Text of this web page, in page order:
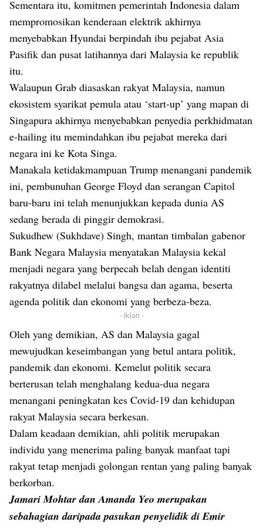
Sementara itu, komitmen pemerintah Indonesia dalam
mempromosikan kenderaan elektrik akhirnya
menyebabkan Hyundai berpindah ibu pejabat Asia
Pasifik dan pusat latihannya dari Malaysia ke republik
itu.
Walaupun Grab diasaskan rakyat Malaysia, namun
ekosistem syarikat pemula atau ‘start-up’ yang mapan di
Singapura akhirnya menyebabkan penyedia perkhidmatan
e-hailing itu memindahkan ibu pejabat mereka dari
negara ini ke Kota Singa.
Manakala ketidakmampuan Trump menangani pandemik
ini, pembunuhan George Floyd dan serangan Capitol
baru-baru ini telah menunjukkan kepada dunia AS
sedang berada di pinggir demokrasi.
Sukudhew (Sukhdave) Singh, mantan timbalan gabenor
Bank Negara Malaysia menyatakan Malaysia kekal
menjadi negara yang berpecah belah dengan identiti
rakyatnya dilabel melalui bangsa dan agama, beserta
agenda politik dan ekonomi yang berbeza-beza.
- Iklan -
Oleh yang demikian, AS dan Malaysia gagal
mewujudkan keseimbangan yang betul antara politik,
pandemik dan ekonomi. Kemelut politik secara
berterusan telah menghalang kedua-dua negara
menangani peningkatan kes Covid-19 dan kehidupan
rakyat Malaysia secara berkesan.
Dalam keadaan demikian, ahli politik merupakan
individu yang menerima paling banyak manfaat tapi
rakyat tetap menjadi golongan rentan yang paling banyak
berkorban.
Jamari Mohtar dan Amanda Yeo merupakan
sebahagian daripada pasukan penyelidik di Emir